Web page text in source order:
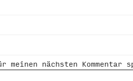
nächsten Kommentar